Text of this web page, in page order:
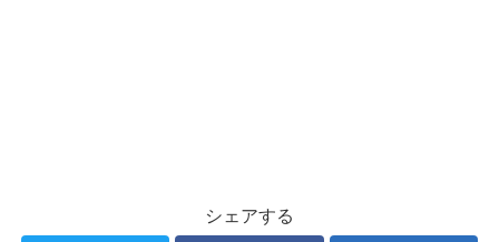
シェアする